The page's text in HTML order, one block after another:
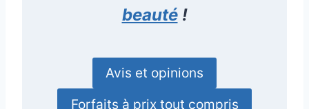
beauté!
Avis et opinions
Forfaits à prix tout compris